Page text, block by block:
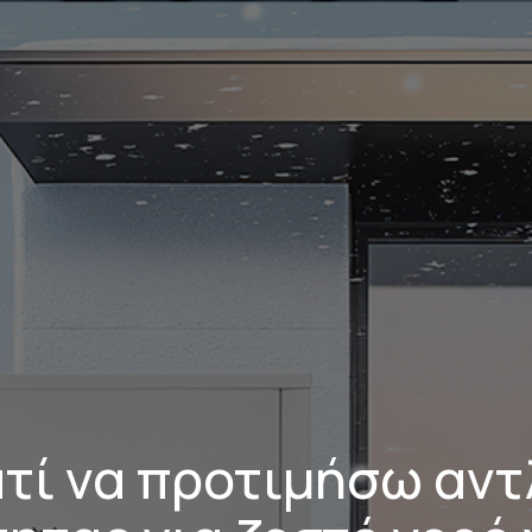
Τηλέφωνο Επικοινωνίας
210 211 2591
να προτιμήσω